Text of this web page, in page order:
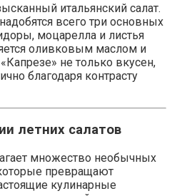
итальянский салат.
всего три основных
моцарелла и листья
оливковым маслом и
не только вкусен,
благодаря контрасту
летних салатов
множество необычных
превращают
кулинарные